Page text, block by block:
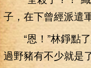
子，在下曾經派遣
“恩！”林錚點了
過野豬有不少就是